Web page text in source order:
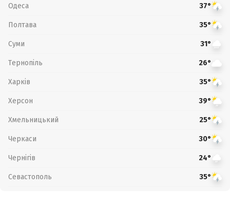
Одеса 37°
Полтава 35°
Суми 31°
Тернопіль 26°
Харків 35°
Херсон 39°
Хмельницький 25°
Черкаси 30°
Чернігів 24°
Севастополь 35°